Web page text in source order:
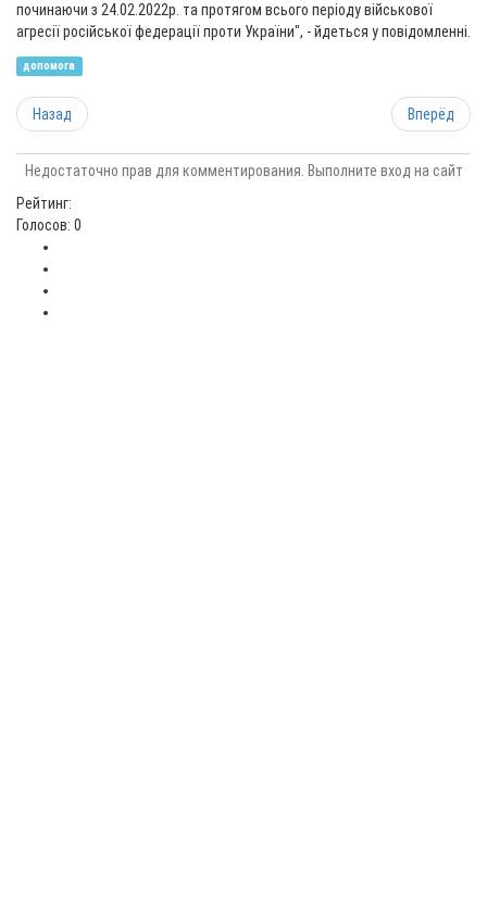
починаючи з 24.02.2022р. та протягом всього періоду військової
агресії російської федерації проти України", - йдеться у повідомленні.
допомога
Назад Вперёд
Недостаточно прав для комментирования. Выполните вход на сайт
Рейтинг:
Голосов: 0